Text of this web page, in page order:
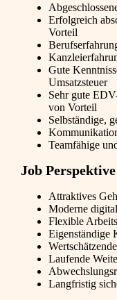
Erfolgreich
Vorteil
Gute
Umsatzsteuer
Sehr gute
von Vorteil
Selbständige,
Teamfähige
Job Perspektive
Attraktives
Moderne
Flexible
Eigenständige
Laufende
Langfristig